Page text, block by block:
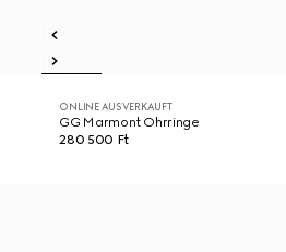
ONLINE AUSVERKAUFT
GG Marmont Ohrringe
280 500 Ft